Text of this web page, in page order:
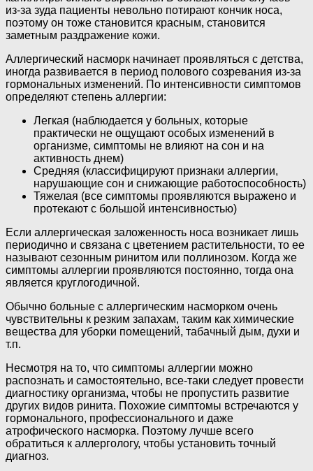
из-за зуда пациенты невольно потирают кончик носа,
поэтому он тоже становится красным, становится
заметным раздражение кожи.
Аллергический насморк начинает проявляться с детства,
иногда развивается в период полового созревания из-за
гормональных изменений. По интенсивности симптомов
определяют степень аллергии:
Легкая (наблюдается у больных, которые
практически не ощущают особых изменений в
организме, симптомы не влияют на сон и на
активность днем)
Средняя (классифицируют признаки аллергии,
нарушающие сон и снижающие работоспособность)
Тяжелая (все симптомы проявляются выражено и
протекают с большой интенсивностью)
Если аллергическая заложенность носа возникает лишь
периодично и связана с цветением растительности, то ее
называют сезонным ринитом или поллинозом. Когда же
симптомы аллергии проявляются постоянно, тогда она
является круглогодичной.
Обычно больные с аллергическим насморком очень
чувствительны к резким запахам, таким как химические
вещества для уборки помещений, табачный дым, духи и
т.п.
Несмотря на то, что симптомы аллергии можно
распознать и самостоятельно, все-таки следует провести
диагностику организма, чтобы не пропустить развитие
других видов ринита. Похожие симптомы встречаются у
гормонального, профессионального и даже
атрофического насморка. Поэтому лучше всего
обратиться к аллергологу, чтобы установить точный
диагноз.